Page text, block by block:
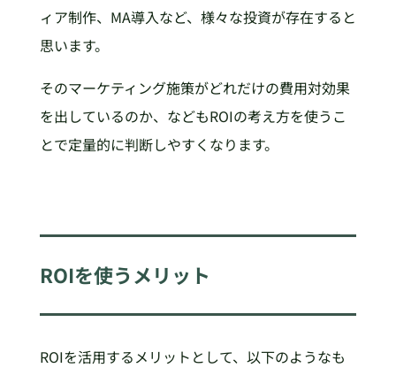
ィア制作、MA導入など、様々な投資が存在すると
思います。
そのマーケティング施策がどれだけの費用対効果
を出しているのか、などもROIの考え方を使うこ
とで定量的に判断しやすくなります。
ROIを使うメリット
ROIを活用するメリットとして、以下のようなも